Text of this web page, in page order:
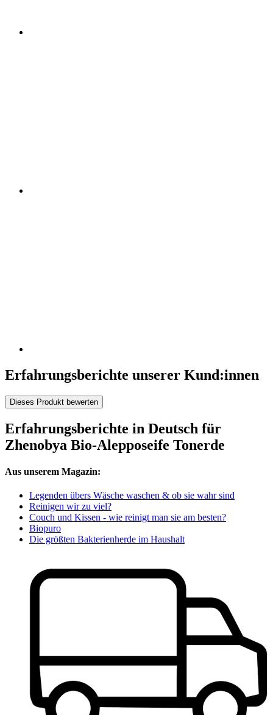
Erfahrungsberichte unserer Kund:innen
Dieses Produkt bewerten
Erfahrungsberichte in Deutsch für
Zhenobya Bio-Alepposeife Tonerde
Aus unserem Magazin:
Legenden übers Wäsche waschen & ob sie wahr sind
Reinigen wir zu viel?
Couch und Kissen - wie reinigt man sie am besten?
Biopuro
Die größten Bakterienherde im Haushalt